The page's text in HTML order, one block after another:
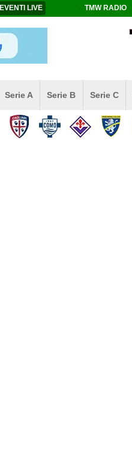
EVENTI LIVE TMW RADIO
Serie A Serie B Serie C